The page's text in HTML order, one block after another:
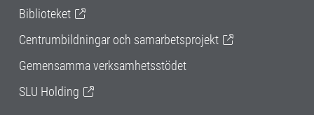
Biblioteket
Centrumbildningar och samarbetsprojekt
Gemensamma verksamhetsstödet
SLU Holding